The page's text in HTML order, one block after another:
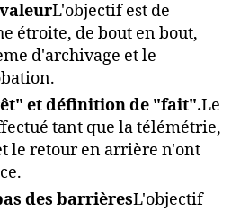
L'objectif est de
étroite, de bout en bout,
d'archivage et le
et définition de "fait".Le
tant que la télémétrie,
le retour en arrière n'ont
des barrièresL'objectif